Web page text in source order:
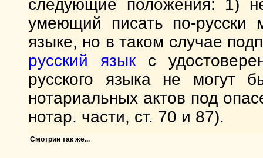
следующие положения: 1)
умеющий писать по-русски
языке, но в таком случае
русский языкс
русского языка не могут
нотариальных актов под
нотар. части, ст. 70 и 87).
Смотрии так же...